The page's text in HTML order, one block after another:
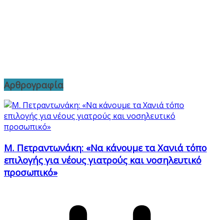
Αρθρογραφία
Μ. Πετραντωνάκη: «Να κάνουμε τα Χανιά τόπο
επιλογής για νέους γιατρούς και νοσηλευτικό
προσωπικό»